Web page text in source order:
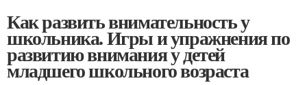
Как развить внимательность у
школьника. Игры и упражнения по
развитию внимания у детей
младшего школьного возраста